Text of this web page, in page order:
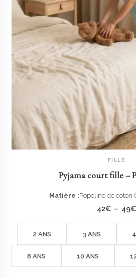
AJOUTER AU
FILLE
Pyjama court fille –
Matière :Popeline de coton
42€ – 49€
2 ANS 3 ANS
8 ANS 10 ANS